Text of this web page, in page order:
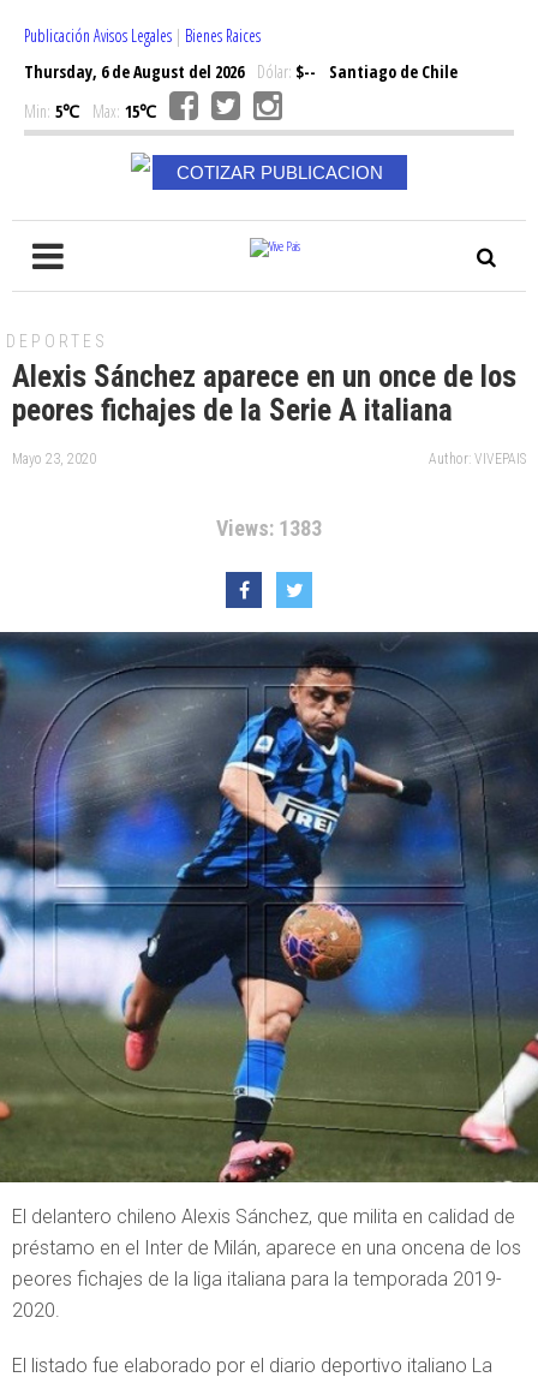
Publicación Avisos Legales | Bienes Raices
Thursday, 6 de August del 2026Dólar: $--
Santiago de Chile
Min: 5℃ Max: 15℃
COTIZAR PUBLICACION
DEPORTES
Alexis Sánchez aparece en un once de los
peores fichajes de la Serie A italiana
Mayo 23, 2020 Author: VIVEPAIS
Views: 1383
El delantero chileno Alexis Sánchez, que milita en calidad de
préstamo en el Inter de Milán, aparece en una oncena de los
peores fichajes de la liga italiana para la temporada 2019-
2020.
El listado fue elaborado por el diario deportivo italiano La